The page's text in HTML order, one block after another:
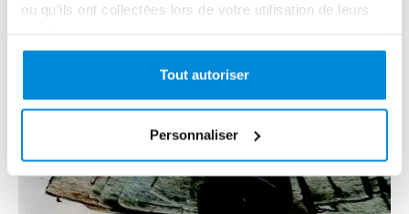
ou qu'ils ont collectées lors de votre utilisation de leurs
Tout autoriser
Personnaliser
Lire la suite